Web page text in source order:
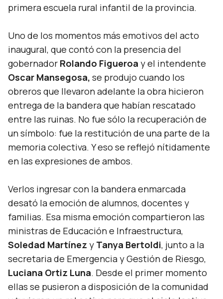
primera escuela rural infantil de la provincia.
Uno de los momentos más emotivos del acto
inaugural, que contó con la presencia del
gobernador Rolando Figueroa y el intendente
Oscar Mansegosa, se produjo cuando los
obreros que llevaron adelante la obra hicieron
entrega de la bandera que habían rescatado
entre las ruinas. No fue sólo la recuperación de
un símbolo: fue la restitución de una parte de la
memoria colectiva. Y eso se reflejó nítidamente
en las expresiones de ambos.
Verlos ingresar con la bandera enmarcada
desató la emoción de alumnos, docentes y
familias. Esa misma emoción compartieron las
ministras de Educación e Infraestructura,
Soledad Martínez y Tanya Bertoldi, junto a la
secretaria de Emergencia y Gestión de Riesgo,
Luciana Ortiz Luna. Desde el primer momento
ellas se pusieron a disposición de la comunidad